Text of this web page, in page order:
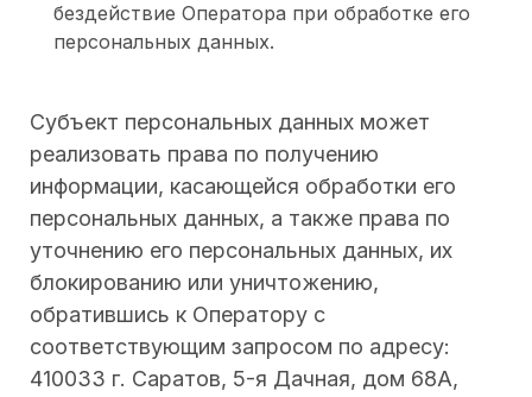
бездействие Оператора при обработке его
персональных данных.
Субъект персональных данных может
реализовать права по получению
информации, касающейся обработки его
персональных данных, а также права по
уточнению его персональных данных, их
блокированию или уничтожению,
обратившись к Оператору с
соответствующим запросом по адресу:
410033 г. Саратов, 5-я Дачная, дом 68А,